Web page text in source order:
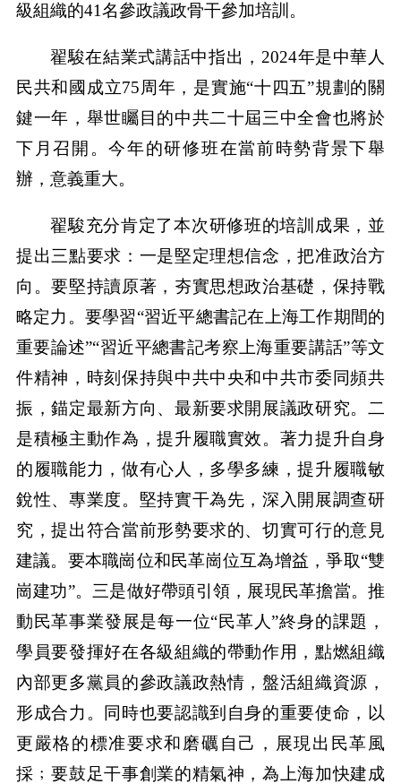
級組織的41名參政議政骨干參加培訓。
翟駿在結業式講話中指出，2024年是中華人
民共和國成立75周年，是實施“十四五”規劃的關
鍵一年，舉世矚目的中共二十屆三中全會也將於
下月召開。今年的研修班在當前時勢背景下舉
辦，意義重大。
翟駿充分肯定了本次研修班的培訓成果，並
提出三點要求：一是堅定理想信念，把准政治方
向。要堅持讀原著，夯實思想政治基礎，保持戰
略定力。要學習“習近平總書記在上海工作期間的
重要論述”“習近平總書記考察上海重要講話”等文
件精神，時刻保持與中共中央和中共市委同頻共
振，錨定最新方向、最新要求開展議政研究。二
是積極主動作為，提升履職實效。著力提升自身
的履職能力，做有心人，多學多練，提升履職敏
銳性、專業度。堅持實干為先，深入開展調查研
究，提出符合當前形勢要求的、切實可行的意見
建議。要本職崗位和民革崗位互為增益，爭取“雙
崗建功”。三是做好帶頭引領，展現民革擔當。推
動民革事業發展是每一位“民革人”終身的課題，
學員要發揮好在各級組織的帶動作用，點燃組織
內部更多黨員的參政議政熱情，盤活組織資源，
形成合力。同時也要認識到自身的重要使命，以
更嚴格的標准要求和磨礪自己，展現出民革風
採﹔要鼓足干事創業的精氣神，為上海加快建成